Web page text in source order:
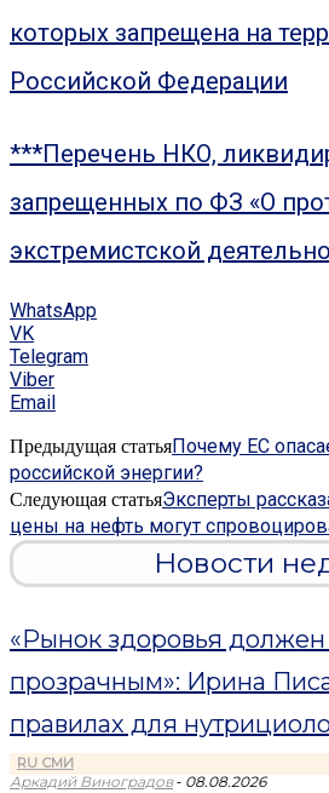
которых запрещена на
Российской Федерации
***Перечень НКО,
запрещенных по ФЗ «О
экстремистской
WhatsApp
VK
Telegram
Viber
Email
Предыдущая статьяПочему ЕС
российской энергии?
Следующая статьяЭксперты
цены на нефть могут
Новости
«Рынок здоровья должен
прозрачным»: Ирина
правилах для
RU СМИ
Аркадий Виноградов - 08.08.2026